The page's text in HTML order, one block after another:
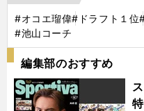
#オコエ瑠偉#ドラフト１位
#池山コーチ
編集部のおすすめ